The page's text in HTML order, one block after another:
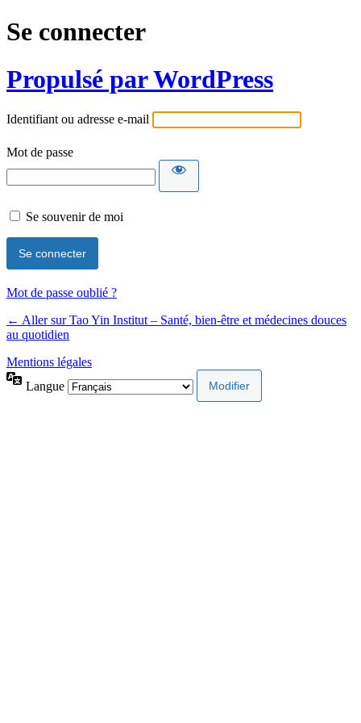
Se connecter
Propulsé par WordPress
Identifiant ou adresse e-mail
Mot de passe
Se souvenir de moi
Mot de passe oublié ?
← Aller sur Tao Yin Institut – Santé, bien-être et médecines douces
au quotidien
Mentions légales
Langue